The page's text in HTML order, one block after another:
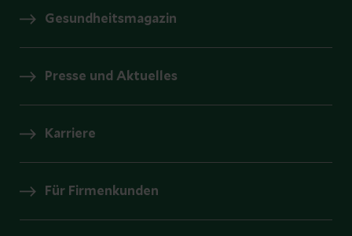
Gesundheitsmagazin
Presse und Aktuelles
Karriere
Für Firmenkunden